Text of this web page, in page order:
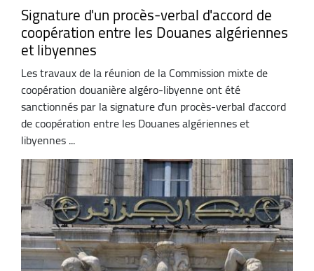
Signature d'un procès-verbal d'accord de
coopération entre les Douanes algériennes
et libyennes
Les travaux de la réunion de la Commission mixte de
coopération douanière algéro-libyenne ont été
sanctionnés par la signature d'un procès-verbal d'accord
de coopération entre les Douanes algériennes et
libyennes ...